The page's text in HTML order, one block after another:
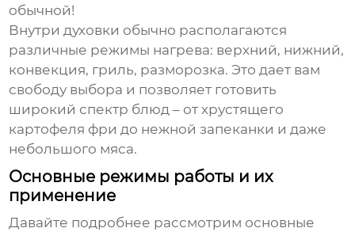
обычной!
Внутри духовки обычно располагаются
различные режимы нагрева: верхний, нижний,
конвекция, гриль, разморозка. Это дает вам
свободу выбора и позволяет готовить
широкий спектр блюд – от хрустящего
картофеля фри до нежной запеканки и даже
небольшого мяса.
Основные режимы работы и их
применение
Давайте подробнее рассмотрим основные